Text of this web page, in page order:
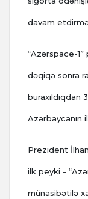
davam
“Azərspace-
dəqiqə sonra
buraxıldıqdan
Azərbaycanın
Prezident
ilk peyki -
münasibətilə